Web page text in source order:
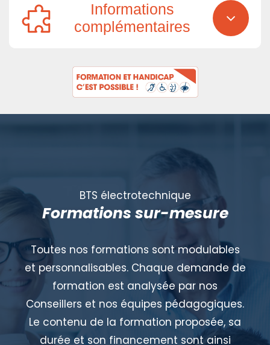
Informations
complémentaires
BTS électrotechnique
Formations sur-mesure
Toutes nos formations sont modulables
et personnalisables. Chaque demande de
formation est analysée par nos
Conseillers et nos équipes pédagogiques.
Le contenu de la formation proposée, sa
durée et son financement sont ainsi